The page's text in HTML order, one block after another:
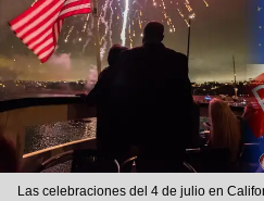
Las celebraciones del 4 de julio en